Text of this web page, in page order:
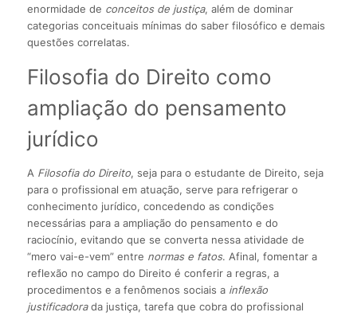
enormidade de conceitos de justiça, além de dominar
categorias conceituais mínimas do saber filosófico e demais
questões correlatas.
Filosofia do Direito como
ampliação do pensamento
jurídico
A Filosofia do Direito, seja para o estudante de Direito, seja
para o profissional em atuação, serve para refrigerar o
conhecimento jurídico, concedendo as condições
necessárias para a ampliação do pensamento e do
raciocínio, evitando que se converta nessa atividade de
“mero vai-e-vem” entre normas e fatos. Afinal, fomentar a
reflexão no campo do Direito é conferir a regras, a
procedimentos e a fenômenos sociais a inflexão
justificadorada justiça, tarefa que cobra do profissional